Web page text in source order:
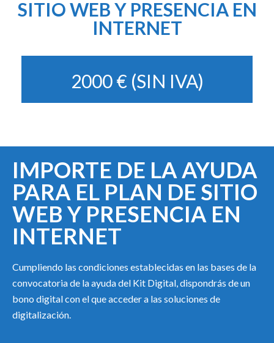
SITIO WEB Y PRESENCIA EN
INTERNET
2000 € (SIN IVA)
IMPORTE DE LA AYUDA
PARA EL PLAN DE SITIO
WEB Y PRESENCIA EN
INTERNET
Cumpliendo las condiciones establecidas en las bases de la
convocatoria de la ayuda del Kit Digital, dispondrás de un
bono digital con el que acceder a las soluciones de
digitalización.